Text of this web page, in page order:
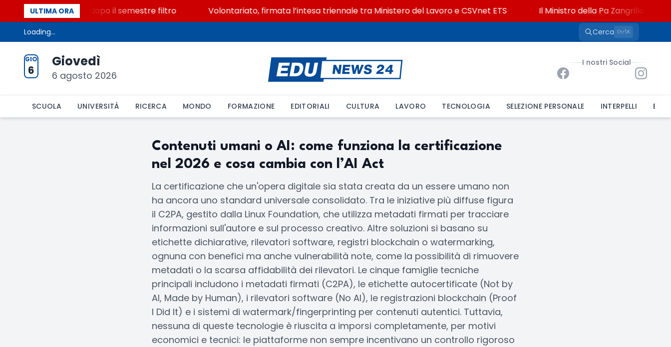
ULTIMA ORA
i 500 posti vacanti dopo il semestre filtro Volontariato, firmata l’intesa triennale tra Ministero del Lavoro e CSVnet ETS Il Ministro della Pa Zangrillo in
Loading... Cerca CtrlK
GIO
6
Giovedì
6 agosto 2026
I nostri Social
SCUOLA UNIVERSITÀ RICERCA MONDO FORMAZIONE EDITORIALI CULTURA LAVORO TECNOLOGIA SELEZIONE PERSONALE INTERPELLI
Contenuti umani o AI: come funziona la certificazione
nel 2026 e cosa cambia con l’AI Act
La certificazione che un'opera digitale sia stata creata da un essere umano non
ha ancora uno standard universale consolidato. Tra le iniziative più diffuse figura
il C2PA, gestito dalla Linux Foundation, che utilizza metadati firmati per tracciare
informazioni sull'autore e sul processo creativo. Altre soluzioni si basano su
etichette dichiarative, rilevatori software, registri blockchain o watermarking,
ognuna con benefici ma anche vulnerabilità note, come la possibilità di rimuovere
metadati o la scarsa affidabilità dei rilevatori. Le cinque famiglie tecniche
principali includono i metadati firmati (C2PA), le etichette autocertificate (Not by
AI, Made by Human), i rilevatori software (No AI), le registrazioni blockchain (Proof
I Did It) e i sistemi di watermark/fingerprinting per contenuti autentici. Tuttavia,
nessuna di queste tecnologie è riuscita a imporsi completamente, per motivi
economici e tecnici: le piattaforme non sempre incentivano un controllo rigoroso